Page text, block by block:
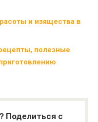
и изящества в
полезные
Поделиться с